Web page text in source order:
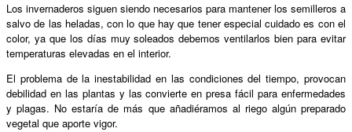
Los invernaderos siguen siendo necesarios para mantener los semilleros a
salvo de las heladas, con lo que hay que tener especial cuidado es con el
color, ya que los días muy soleados debemos ventilarlos bien para evitar
temperaturas elevadas en el interior.
El problema de la inestabilidad en las condiciones del tiempo, provocan
debilidad en las plantas y las convierte en presa fácil para enfermedades
y plagas. No estaría de más que añadiéramos al riego algún preparado
vegetal que aporte vigor.